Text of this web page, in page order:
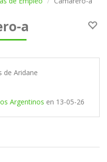
a
de Aridane
Argentinos en 13-05-26